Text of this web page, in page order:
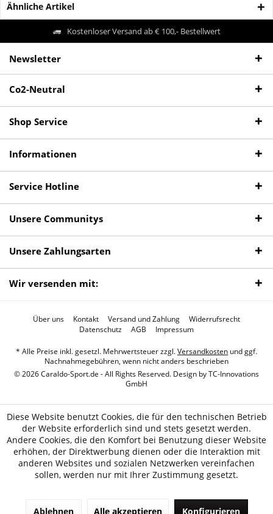
Ähnliche Artikel
Kostenloser Versand ab € 100,- Bestellwert
Newsletter
Co2-Neutral
Shop Service
Informationen
Service Hotline
Unsere Communitys
Unsere Zahlungsarten
Wir versenden mit:
Über uns Kontakt Versand und Zahlung
Widerrufsrecht
Datenschutz
AGB Impressum
* Alle Preise inkl. gesetzl. Mehrwertsteuer zzgl.Versandkosten und ggf.
Nachnahmegebühren, wenn nicht anders beschrieben
© 2026 Caraldo-Sport.de - All Rights Reserved. Design byTC-Innovations
GmbH
Diese Website benutzt Cookies, die für den technischen Betrieb
der Website erforderlich sind und stets gesetzt werden.
Andere Cookies, die den Komfort bei Benutzung dieser Website
erhöhen, der Direktwerbung dienen oder die Interaktion mit
anderen Websites und sozialen Netzwerken vereinfachen
sollen, werden nur mit Ihrer Zustimmung gesetzt.
Ablehnen Alle akzeptieren Konfigurieren